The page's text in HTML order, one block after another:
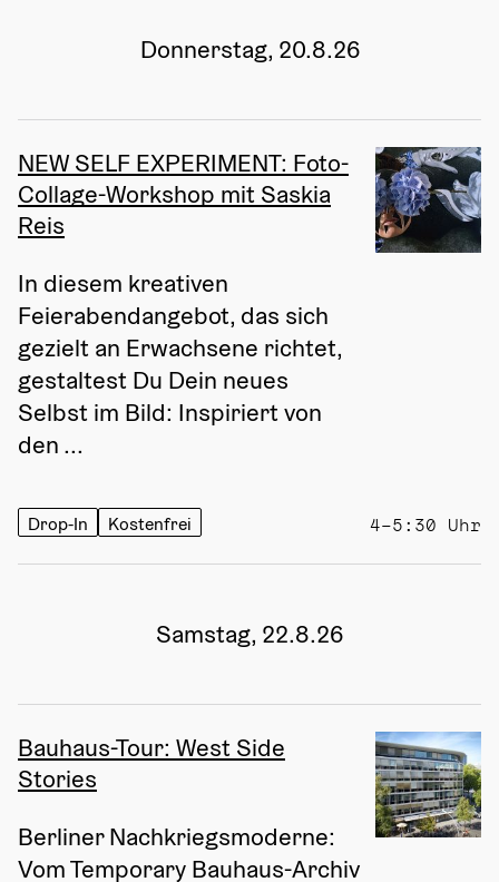
Donnerstag, 20.8.26
NEW SELF EXPERIMENT: Foto-
Collage-Workshop mit Saskia
Reis
In diesem kreativen
Feierabendangebot, das sich
gezielt an Erwachsene richtet,
gestaltest Du Dein neues
Selbst im Bild: Inspiriert von
den ...
Drop-In Kostenfrei 4–5:30 Uhr
Samstag, 22.8.26
Bauhaus-Tour: West Side
Stories
Berliner Nachkriegsmoderne:
Vom Temporary Bauhaus-Archiv